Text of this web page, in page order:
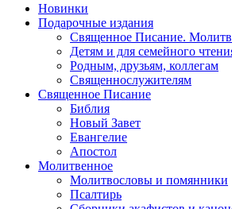
Новинки
Подарочные издания
Священное Писание.
Детям и для семейного
Родным, друзьям, коллегам
Священнослужителям
Священное Писание
Библия
Новый Завет
Евангелие
Апостол
Молитвенное
Молитвословы и помянники
Псалтирь